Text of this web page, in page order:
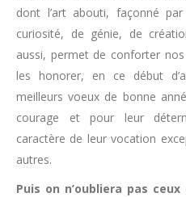
dont l’art abouti, façonné par
curiosité, de génie, de
aussi, permet de conforter
les honorer, en ce début
meilleurs voeux de bonne
courage et pour leur
caractère de leur vocation
autres.
Puis on n’oubliera pas